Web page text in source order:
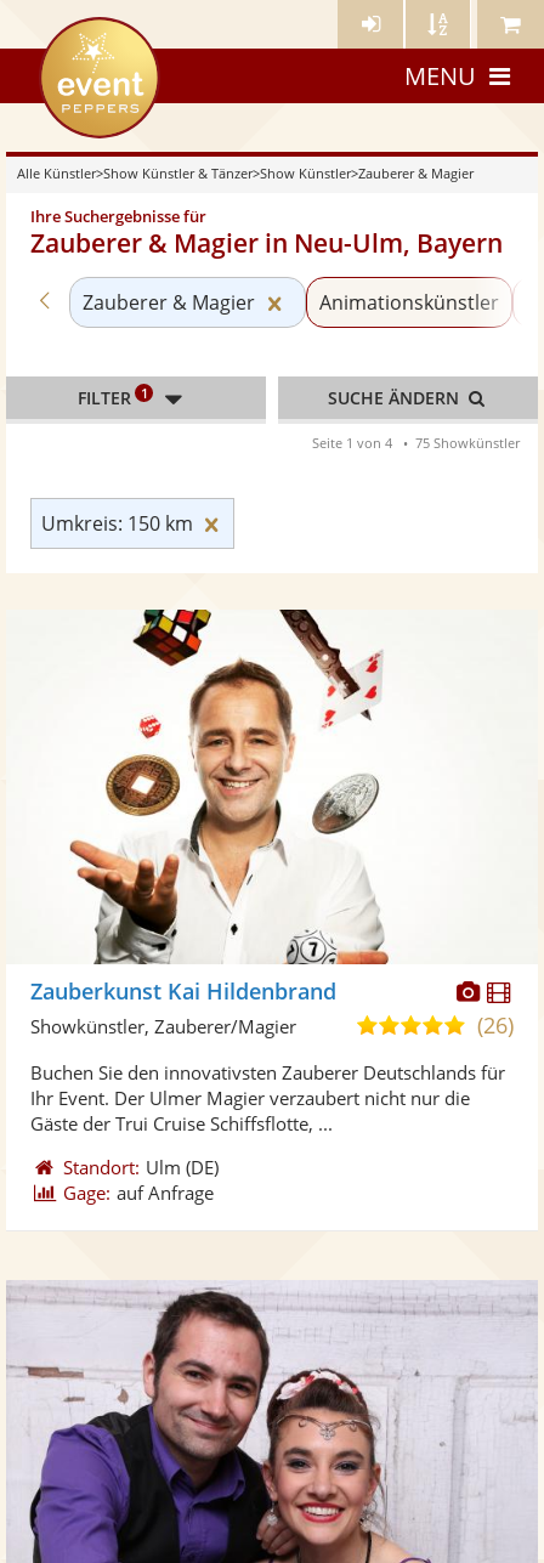
Künstler- Künstler Meine
eventpeppers
MENU
Alle Künstler>Show Künstler & Tänzer>Show Künstler>Zauberer & Magier
Ihre Suchergebnisse für
Zauberer & Magier in Neu-Ulm, Bayern
Zurück zu «Show Künstler»
Zauberer & Magier Kategorie «Zauberer &
Animationskünstler
Umkreis: 150 km
FILTER 1 SUCHE ÄNDERN
Seite 1 von 4 75 Showkünstler
Fotos
Zauberkunst Kai Hildenbrand
5,0
5
(26)
Showkünstler, Zauberer/Magier
Buchen Sie den innovativsten Zauberer Deutschlands für
Ihr Event. Der Ulmer Magier verzaubert nicht nur die
Gäste der Trui Cruise Schiffsflotte, ...
Standort: Ulm (DE)
Gage: auf Anfrage